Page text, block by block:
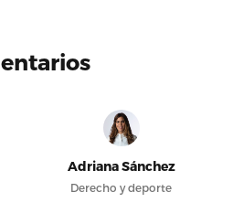
Adriana Sánchez
Derecho y deporte